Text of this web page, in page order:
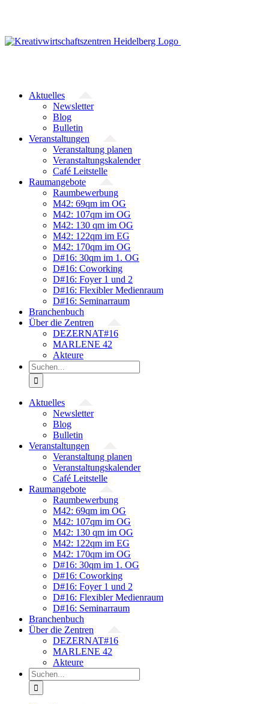
Aktuelles
Newsletter
Blog
Bulletin
Veranstaltungen
Veranstaltung planen
Veranstaltungskalender
Café Leitstelle
Raumangebote
Raumbewerbung
M42: 69qm im OG
M42: 107qm im OG
M42: 130 qm im OG
M42: 122qm im EG
M42: 170qm im OG
D#16: 30qm im 1. OG
D#16: Coworking
D#16: Foyer 1 und 2
D#16: Flexibler Medienraum
D#16: Seminarraum
Branchenbuch
Über die Zentren
DEZERNAT#16
MARLENE 42
Akteure
Suche
nach:
Aktuelles
Newsletter
Blog
Bulletin
Veranstaltungen
Veranstaltung planen
Veranstaltungskalender
Café Leitstelle
Raumangebote
Raumbewerbung
M42: 69qm im OG
M42: 107qm im OG
M42: 130 qm im OG
M42: 122qm im EG
M42: 170qm im OG
D#16: 30qm im 1. OG
D#16: Coworking
D#16: Foyer 1 und 2
D#16: Flexibler Medienraum
D#16: Seminarraum
Branchenbuch
Über die Zentren
DEZERNAT#16
MARLENE 42
Akteure
Suche
nach: